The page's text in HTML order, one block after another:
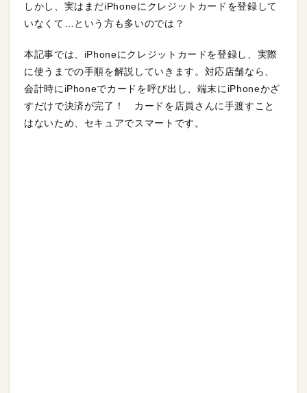
しかし、実はまだiPhoneにクレジットカードを登録して
いなくて…という方も多いのでは？
本記事では、iPhoneにクレジットカードを登録し、実際
に使うまでの手順を解説していきます。対応店舗なら、
会計時にiPhoneでカードを呼び出し、端末にiPhoneかざ
すだけで決済が完了！ カードを店員さんに手渡すこと
はないため、セキュアでスマートです。